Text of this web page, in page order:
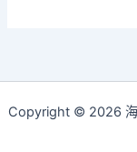
Copyright © 2026